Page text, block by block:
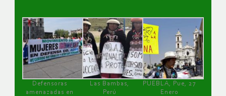
Defensoras
amenazadas en
Las Bambas,
Perú
PUEBLA, Pue, 27
Enero